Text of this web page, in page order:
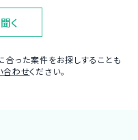
く
合った案件をお探しすることも
合わせください。